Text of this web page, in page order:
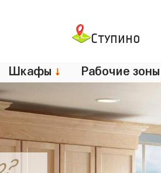
Ступино
Шкафы ↓ Рабочие зоны